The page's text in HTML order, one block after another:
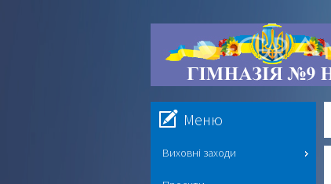
Меню
Виховні заходи